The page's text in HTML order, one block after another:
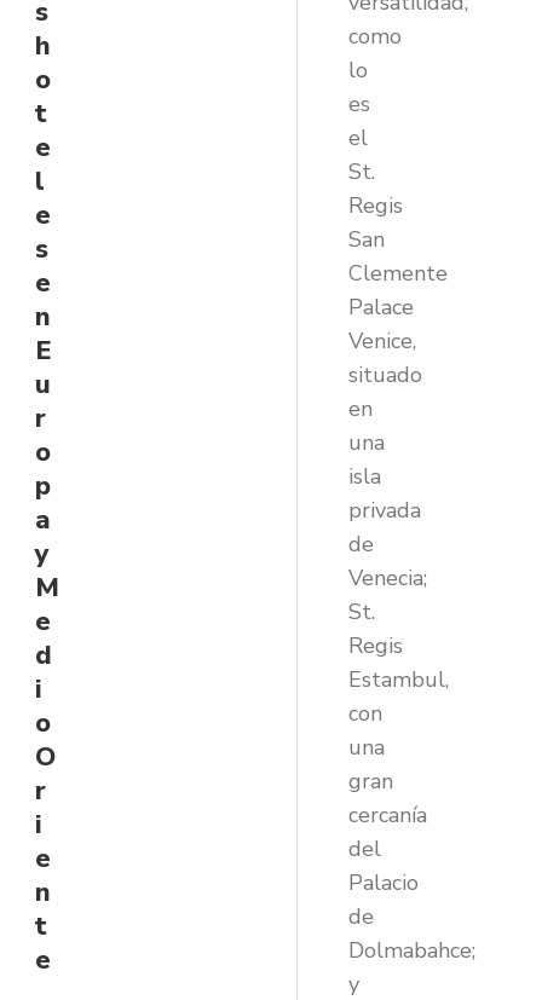
s
h
o
t
e
l
e
s
e
n
E
u
r
o
p
a
y
M
e
d
i
o
O
r
i
e
n
t
e
como
lo
es
el
St.
Regis
San
Clemente
Palace
Venice,
situado
en
una
isla
privada
de
Venecia;
St.
Regis
Estambul,
con
una
gran
cercanía
del
Palacio
de
Dolmabahce;
y